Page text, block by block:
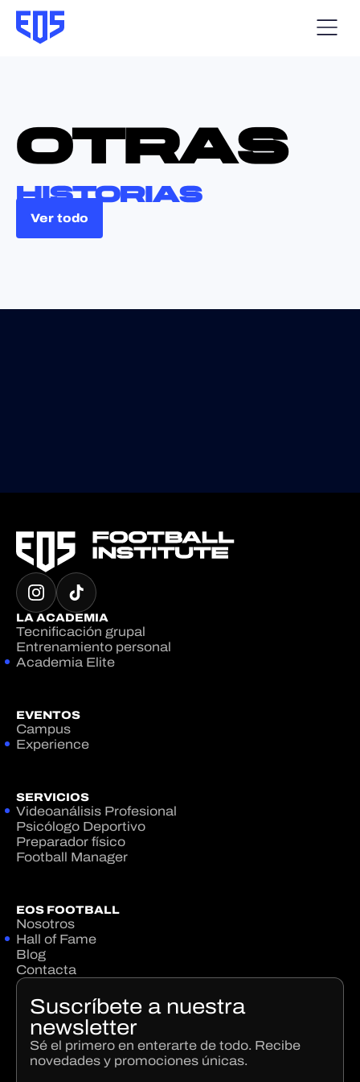
otras
historias
Ver todo
LA ACADEMIA
Tecnificación grupal
Entrenamiento personal
Academia Elite
EVENTOS
Campus
Experience
SERVICIOS
Videoanálisis Profesional
Psicólogo Deportivo
Preparador físico
Football Manager
EOS FOOTBALL
Nosotros
Hall of Fame
Blog
Contacta
Suscríbete a nuestra
newsletter
Sé el primero en enterarte de todo. Recibe
novedades y promociones únicas.